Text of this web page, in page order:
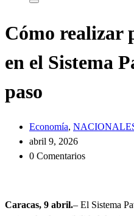
Cómo realizar
en el Sistema
paso
Economía,
abril 9, 2026
0 Comentarios
Caracas, 9 abril.– El Sistema